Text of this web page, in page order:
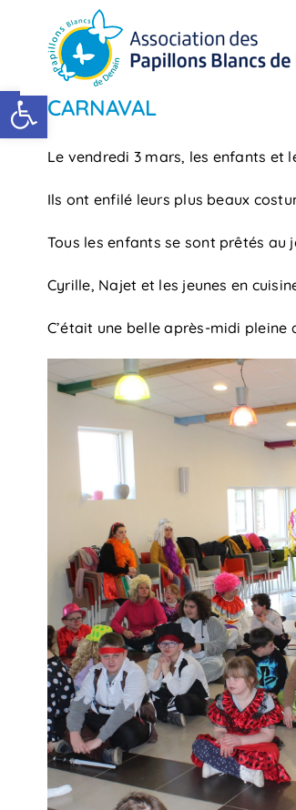
Ouvrir la barre d’outils
contenu
CARNAVAL
Le vendredi 3 mars, les enfants et
Ils ont enfilé leurs plus beaux
Tous les enfants se sont prêtés au
Cyrille, Najet et les jeunes en
C’était une belle après-midi pleine